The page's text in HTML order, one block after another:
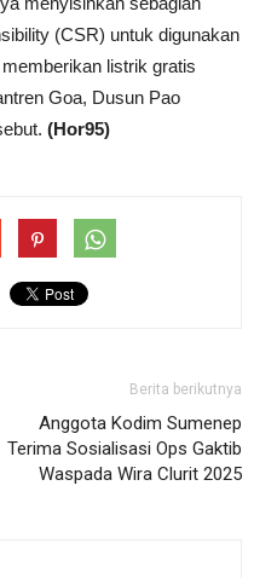
(CSR) untuk digunakan
listrik gratis
Goa, Dusun Pao
(Hor95)
Berita berikutnya
Anggota Kodim Sumenep
Terima Sosialisasi Ops Gaktib
Waspada Wira Clurit 2025